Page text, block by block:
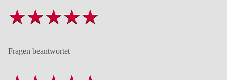
Fragen beantwortet